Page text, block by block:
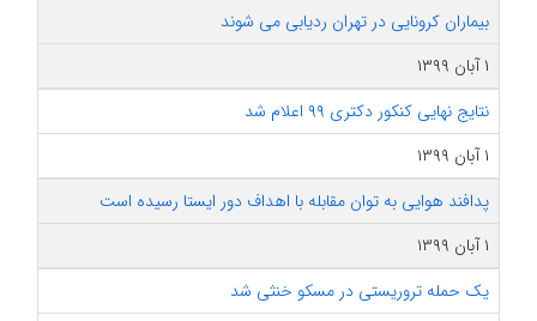
بیماران کرونایی در تهران ردیابی می شوند
۱ آبان ۱۳۹۹
نتایج نهایی کنکور دکتری ۹۹ اعلام شد
۱ آبان ۱۳۹۹
پدافند هوایی به توان مقابله با اهداف دور ایستا رسیده است
۱ آبان ۱۳۹۹
یک حمله تروریستی در مسکو خنثی شد